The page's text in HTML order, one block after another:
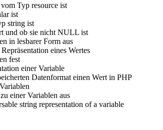
Typ resource ist
ist
string ist
und ob sie nicht NULL ist
in lesbarer Form aus
eines Wertes
fest
einer Variable
Datenformat einen Wert in PHP
einer Variablen aus
string representation of a variable